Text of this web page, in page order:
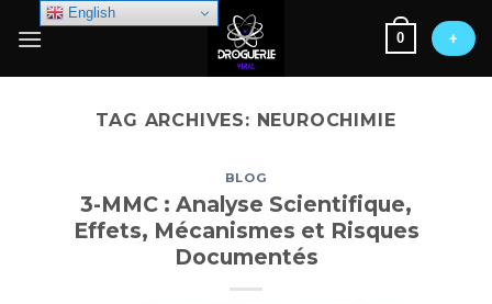
0 +
TAG ARCHIVES: NEUROCHIMIE
BLOG
3-MMC : Analyse Scientifique,
Effets, Mécanismes et Risques
Documentés
English